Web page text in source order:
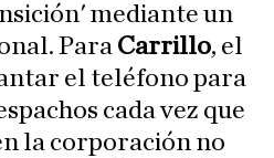
mediante un
Para Carrillo, el
el teléfono para
cada vez que
la corporación no